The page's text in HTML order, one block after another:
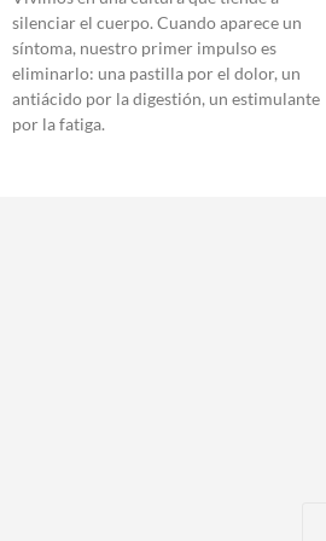
silenciar el cuerpo. Cuando aparece un
síntoma, nuestro primer impulso es
eliminarlo: una pastilla por el dolor, un
antiácido por la digestión, un estimulante
por la fatiga.